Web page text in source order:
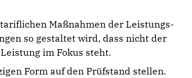
Maßnahmen der Leistungs­
so gestaltet wird, dass nicht der
im Fokus steht.
Form auf den Prüfstand stel­len.